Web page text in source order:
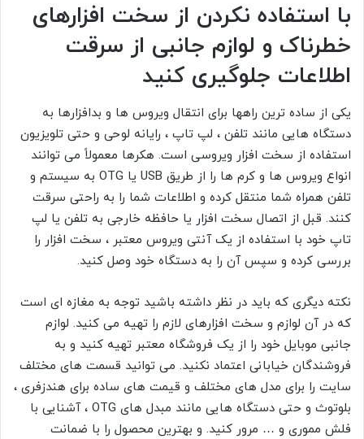
با استفاده نکردن از سخت افزارهای
خطرناک و لوازم جانبی از سرقت
اطلاعات جلوگیری کنید
یکی از ساده ترین راهها برای انتقال ویروس ها و بدافزارها به
دستگاه هایی مانند تلفن ، لپ تاپ ، رایانه لوحی و حتی تلویزیون
استفاده از سخت افزار ویروسی است. هکرها معمولاً می توانند
انواع ویروس ها و کرم ها را از طریق USB یا OTG به سیستم و
تلفن همراه شما منتقل کرده و اطلاعات شما را به راحتی سرقت
کنند. قبل از اتصال سخت افزار یا حافظه خارجی به تلفن یا لپ
تاپ خود با استفاده از یک آنتی ویروس معتبر ، سخت افزار را
بررسی کرده و سپس آن را به دستگاه خود وصل کنید.
نکته دیگری که باید در نظر داشته باشید توجه به مغازه ای است
که در آن لوازم و سخت افزارهای لازم را تهیه می کنید. لوازم
جانبی موبایل خود را از یک فروشگاه معتبر تهیه کنید و به
فروشندگان خیابانی اعتماد نکنید. می توانید قسمت های مختلف
سایت را برای مدل های مختلف و قیمت های ساده برای هندزفری ،
بلوتوث و حتی دستگاه هایی مانند مبدل های OTG ، آشنایی با
فلش مموری و … مرور کنید. و بهترین محصول را با ضمانت